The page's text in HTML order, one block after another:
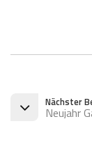
Nächster
Neujahr